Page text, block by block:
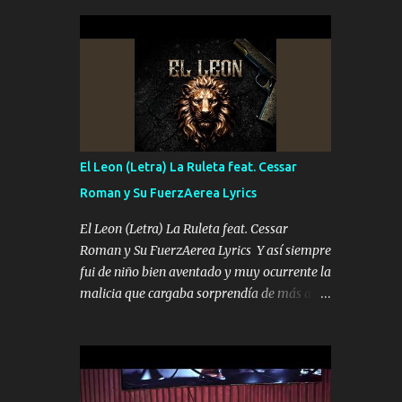
conciertos más que llenar Se mueven solo
por el interés P...
inteligente junto con su hermano el TRES
blindado el Estado tiene andan ESPERANDO
al UNO QUE PRONTO ESTARÁ PRESENTE
Que no falten las bucanas ni tampoco las
mujeres porque es platica de grandes por eso
hay que estar alegres doy las instrucciones
para atender los deberes Música Si es que
salta algún problema de confianza tengo
gente ahí está el Hombre Cuarenta y
también Pariente 7 arreglan cualquier
problema no más es cuestión que ordené
NOS HACE FALTA UN HERMANO DE CLAVE
SIEMPRE VIO POR LA FAMILIA PARA QUE
SIGA EL LEGADO Es el DOS de los
HERMANOS un cerebro inteligente y com...
El Leon (Letra) La Ruleta feat. Cessar
Roman y Su FuerzAerea Lyrics
El Leon (Letra) La Ruleta feat. Cessar
Roman y Su FuerzAerea Lyrics Y así siempre
fui de niño bien aventado y muy ocurrente la
malicia que cargaba sorprendía de más a la
Tranquilo me la navego ando en lo mío sin